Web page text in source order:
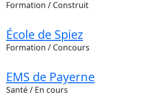
Formation / Construit
École de Spiez
Formation / Concours
EMS de Payerne
Santé/ En cours